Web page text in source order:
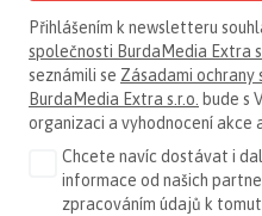
Přihlášením k newsletteru
společnosti BurdaMedia Extra
seznámili se Zásadami ochrany
BurdaMedia Extra s.r.o. bude s
organizaci a vyhodnocení akce
Chcete navíc dostávat i
informace od našich
zpracováním údajů k